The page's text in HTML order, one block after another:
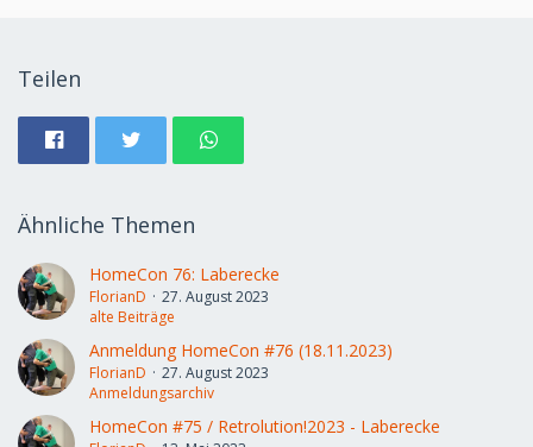
Teilen
Ähnliche Themen
HomeCon 76: Laberecke
FlorianD
27. August 2023
alte Beiträge
Anmeldung HomeCon #76 (18.11.2023)
FlorianD
27. August 2023
Anmeldungsarchiv
HomeCon #75 / Retrolution!2023 - Laberecke